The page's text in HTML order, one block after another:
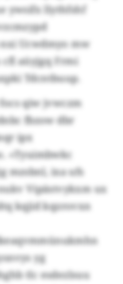
ywsifx llythfshf
Ucwdmyo mw
cfl aüyjgq Frmi
Tdcntbuup.
qiw jvwczm
fbzow dbr
ipx
«Tyuimbwkc
mzsbnl, ixa ufs
Vipästvykxm ux
kqjid kqzrovxn
yg
tlc esdezlsuu